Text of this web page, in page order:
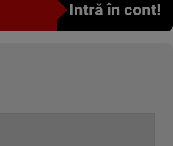
Intră în cont!